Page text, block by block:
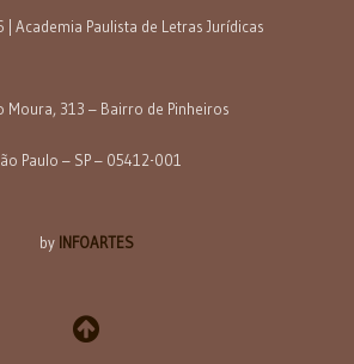
| Academia Paulista de Letras Jurídicas
Moura, 313 – Bairro de Pinheiros
Paulo – SP – 05412-001
by INFOARTES